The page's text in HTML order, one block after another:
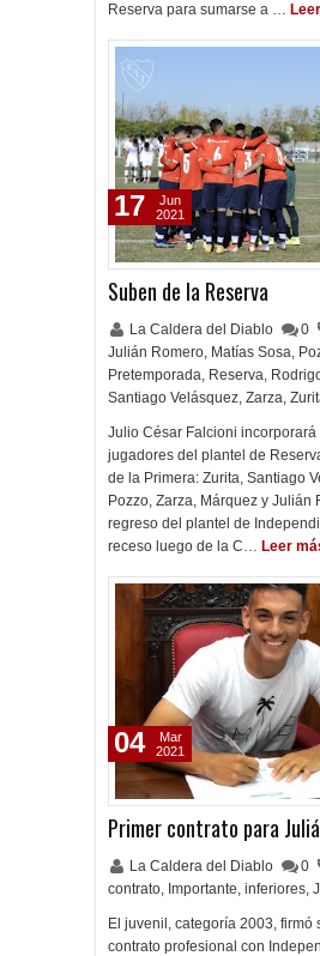
Reserva para sumarse a …
Suben de la Reserva
La Caldera del Diablo 0
Julián Romero, Matías Sosa,
Pretemporada, Reserva,
Santiago Velásquez, Zarza,
Julio César Falcioni incorporará
jugadores del plantel de
de la Primera: Zurita, Santiago
Pozzo, Zarza, Márquez y Julián
regreso del plantel de
receso luego de la C… Leer
17
Jun
2021
Primer contrato para
La Caldera del Diablo 0
contrato, Importante, inferiores,
El juvenil, categoría 2003, firmó
contrato profesional con
04
Mar
2021